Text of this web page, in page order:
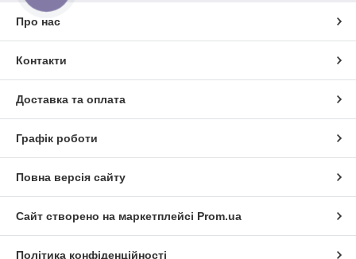
Про нас
Контакти
Доставка та оплата
Графік роботи
Повна версія сайту
Сайт створено на маркетплейсі Prom.ua
Політика конфіденційності